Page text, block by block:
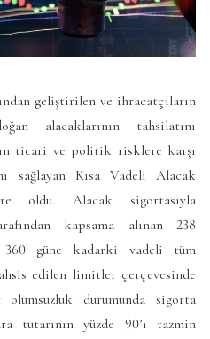
geliştirilen ve ihracatçıların
alacaklarının tahsilatını
ticari ve politik risklere karşı
sağlayan Kısa Vadeli Alacak
oldu. Alacak sigortasıyla
kapsama alınan 238
360 güne kadarki vadeli tüm
edilen limitler çerçevesinde
durumunda sigorta
tutarının yüzde 90’ı tazmin